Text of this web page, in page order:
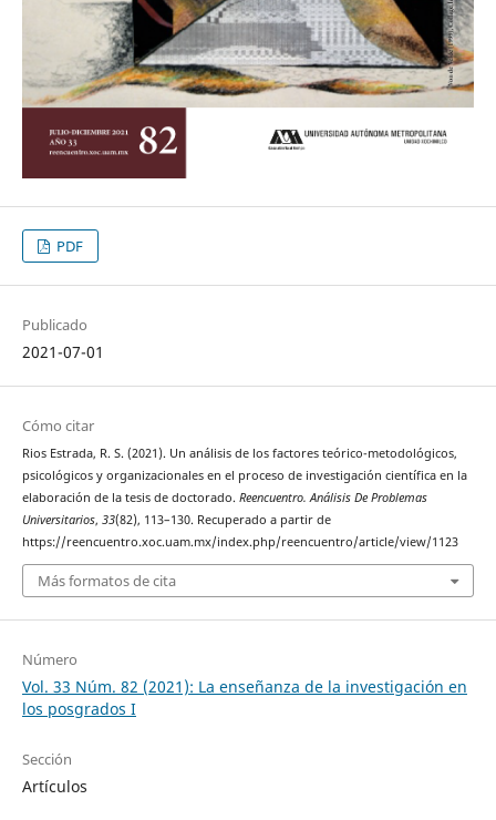
PDF
Publicado
2021-07-01
Cómo citar
Rios Estrada, R. S. (2021). Un análisis de los factores teórico-metodológicos,
psicológicos y organizacionales en el proceso de investigación científica en la
elaboración de la tesis de doctorado. Reencuentro. Análisis De Problemas
Universitarios, 33(82), 113–130. Recuperado a partir de
https://reencuentro.xoc.uam.mx/index.php/reencuentro/article/view/1123
Más formatos de cita
Número
Vol. 33 Núm. 82 (2021): La enseñanza de la investigación en
los posgrados I
Sección
Artículos